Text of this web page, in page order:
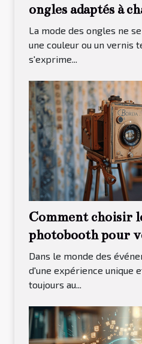
ongles adaptés à
La mode des ongles ne
une couleur ou un vernis
s'exprime...
Comment choisir
photobooth pour
Dans le monde des
d'une expérience unique
toujours au...